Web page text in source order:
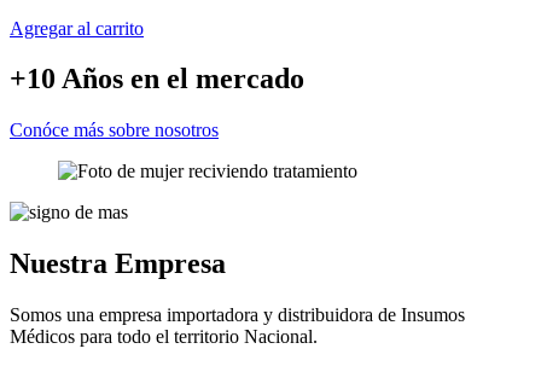
Agregar al carrito
+10 Años en el mercado
Conóce más sobre nosotros
Nuestra Empresa
Somos una empresa importadora y distribuidora de Insumos
Médicos para todo el territorio Nacional.